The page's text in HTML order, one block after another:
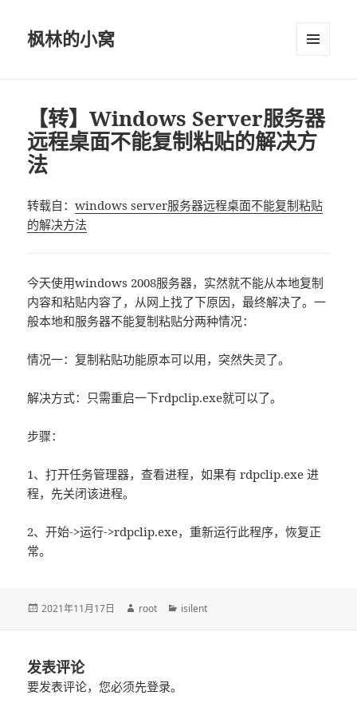
枫林的小窝
【转】Windows Server服务器
远程桌面不能复制粘贴的解决方
法
转载自：windows server服务器远程桌面不能复制粘贴
的解决方法
今天使用windows 2008服务器，实然就不能从本地复制
内容和粘贴内容了，从网上找了下原因，最终解决了。一
般本地和服务器不能复制粘贴分两种情况：
情况一：复制粘贴功能原本可以用，突然失灵了。
解决方式：只需重启一下rdpclip.exe就可以了。
步骤：
1、打开任务管理器，查看进程，如果有 rdpclip.exe 进
程，先关闭该进程。
2、开始->运行->rdpclip.exe，重新运行此程序，恢复正
常。
发
2021年11月17日
作
root
分
isilent
发表评论
要发表评论，您必须先登录。